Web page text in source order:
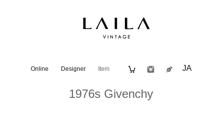
Online Designer Item JA
1976s Givenchy